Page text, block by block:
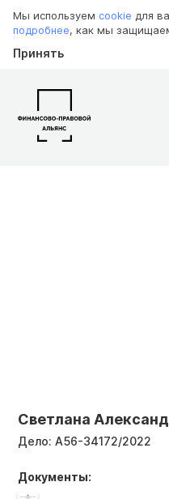
Мы используем cookie для
подробнее, как мы
Принять
Светлана
Дело: А56-34172/2022
Документы: